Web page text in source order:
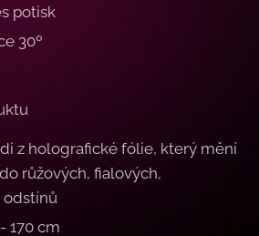
potisk
30º
z holografické fólie, který mění
růžových, fialových,
170 cm